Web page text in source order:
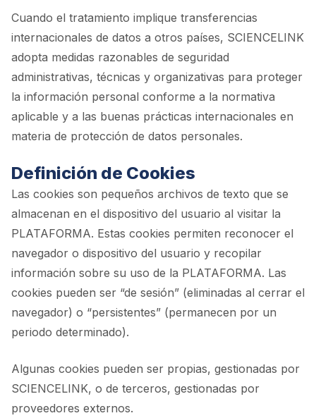
Cuando el tratamiento implique transferencias
internacionales de datos a otros países, SCIENCELINK
adopta medidas razonables de seguridad
administrativas, técnicas y organizativas para proteger
la información personal conforme a la normativa
aplicable y a las buenas prácticas internacionales en
materia de protección de datos personales.
Definición de Cookies
Las cookies son pequeños archivos de texto que se
almacenan en el dispositivo del usuario al visitar la
PLATAFORMA. Estas cookies permiten reconocer el
navegador o dispositivo del usuario y recopilar
información sobre su uso de la PLATAFORMA. Las
cookies pueden ser “de sesión” (eliminadas al cerrar el
navegador) o “persistentes” (permanecen por un
periodo determinado).
Algunas cookies pueden ser propias, gestionadas por
SCIENCELINK, o de terceros, gestionadas por
proveedores externos.